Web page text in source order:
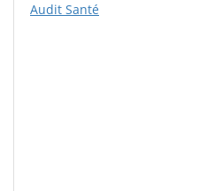
Audit Santé